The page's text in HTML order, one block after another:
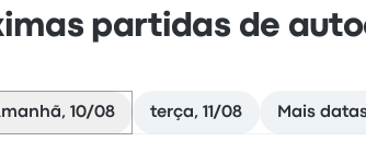
partidas de
10/08 terça, 11/08 Mais